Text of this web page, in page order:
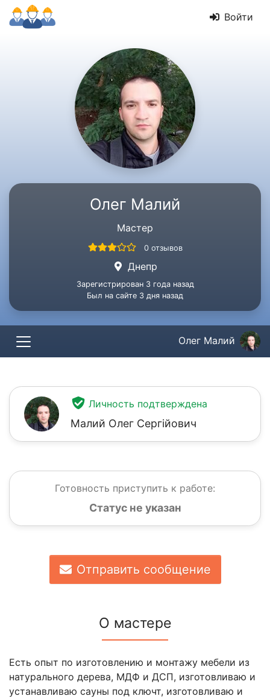
Войти
Олег Малий
Мастер
0 отзывов
Днепр
Зарегистрирован 3 года назад
Был на сайте 3 дня назад
Олег Малий
Личность подтверждена
Малий Олег Сергійович
Готовность приступить к работе:
Статус не указан
Отправить сообщение
О мастере
Есть опыт по изготовлению и монтажу мебели из
натурального дерева, МДФ и ДСП, изготовливаю и
устанавливаю сауны под ключт, изготовливаю и